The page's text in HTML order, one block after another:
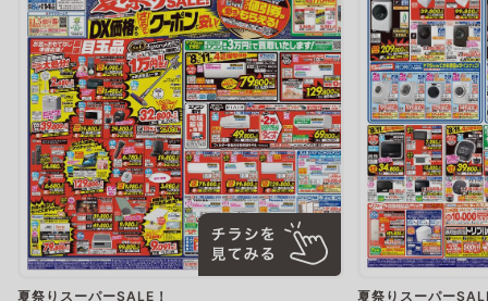
夏祭りスーパーSALE！ 夏祭りスーパー